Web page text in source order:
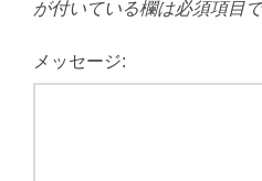
が付いている欄は必須項目
メッセージ: